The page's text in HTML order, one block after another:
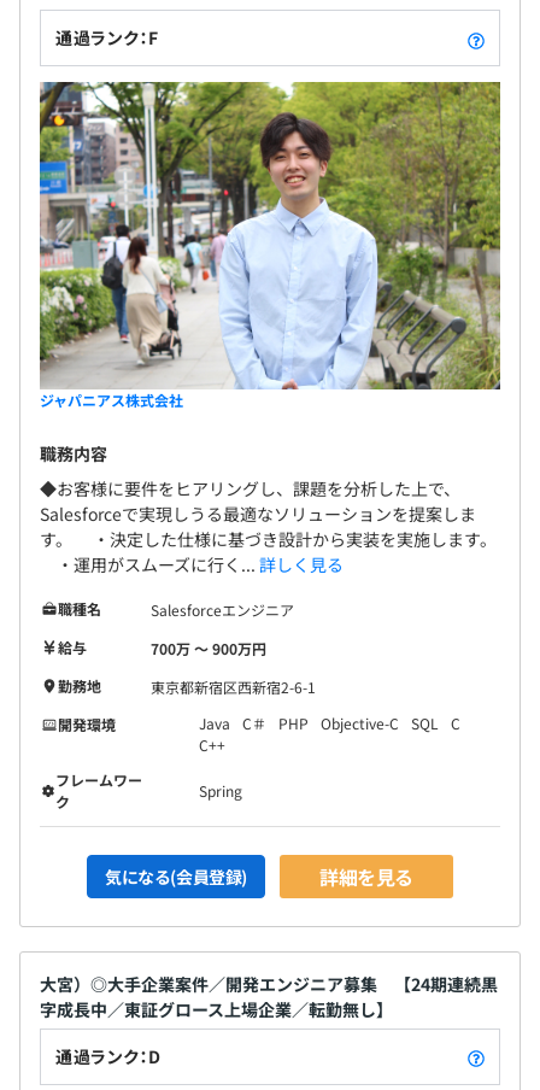
プロジェクトにより異なります
平均3名～10名で開発をおこなっています。
無期雇用
6カ月（期間中、給与・待遇に変更はありません）
通過ランク：F
ジャパニアス株式会社
職務内容
◆お客様に要件をヒアリングし、課題を分析した上で、
Salesforceで実現しうる最適なソリューションを提案しま
す。 ・決定した仕様に基づき設計から実装を実施します。
・運用がスムーズに行く... 詳しく見る
職種名
Salesforceエンジニア
給与
700万 〜 900万円
勤務地
東京都新宿区西新宿2-6-1
開発環境
Java C＃ PHP Objective-C SQL
C
C++
フレームワー
ク
Spring
気になる(会員登録) 詳細を見る
大宮）◎大手企業案件／開発エンジニア募集 【24期連続黒
字成長中／東証グロース上場企業／転勤無し】
通過ランク：D